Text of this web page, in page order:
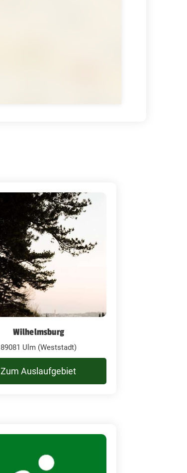
Wilhelmsburg
89081 Ulm (Weststadt)
Zum Auslaufgebiet